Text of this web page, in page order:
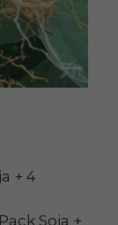
+ 4
Soja +